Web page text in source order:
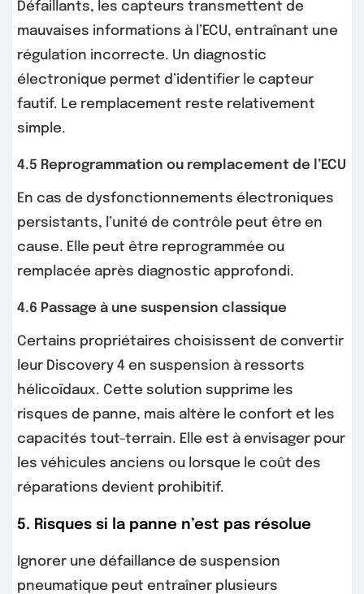
Défaillants, les capteurs transmettent de
mauvaises informations à l’ECU, entraînant une
régulation incorrecte. Un diagnostic
électronique permet d’identifier le capteur
fautif. Le remplacement reste relativement
simple.
4.5 Reprogrammation ou remplacement de l’ECU
En cas de dysfonctionnements électroniques
persistants, l’unité de contrôle peut être en
cause. Elle peut être reprogrammée ou
remplacée après diagnostic approfondi.
4.6 Passage à une suspension classique
Certains propriétaires choisissent de convertir
leur Discovery 4 en suspension à ressorts
hélicoïdaux. Cette solution supprime les
risques de panne, mais altère le confort et les
capacités tout-terrain. Elle est à envisager pour
les véhicules anciens ou lorsque le coût des
réparations devient prohibitif.
5. Risques si la panne n’est pas résolue
Ignorer une défaillance de suspension
pneumatique peut entraîner plusieurs